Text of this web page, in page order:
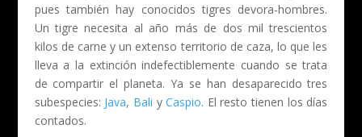
pues también hay conocidos tigres devora-hombres.
Un tigre necesita al año más de dos mil trescientos
kilos de carne y un extenso territorio de caza, lo que les
lleva a la extinción indefectiblemente cuando se trata
de compartir el planeta. Ya se han desaparecido tres
subespecies: Java, Bali yCaspio. El resto tienen los días
contados.